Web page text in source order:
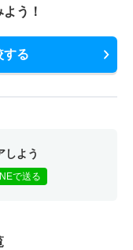
う！
する
しよう
で送る